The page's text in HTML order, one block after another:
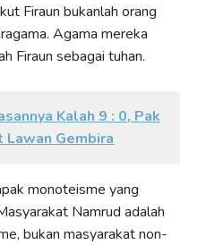
Firaun bukanlah orang
Agama mereka
Firaun sebagai tuhan.
Kalah 9 : 0, Pak
Gembira
monoteisme yang
Namrud adalah
bukan masyarakat non-